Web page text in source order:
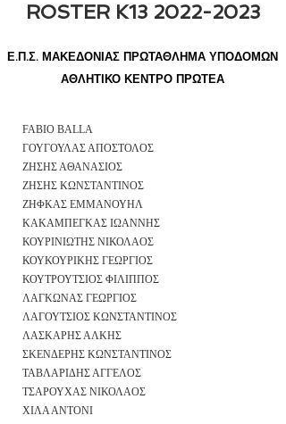
ROSTER K13 2022-2023
Ε.Π.Σ. ΜΑΚΕΔΟΝΙΑΣ ΠΡΩΤΑΘΛΗΜΑ ΥΠΟΔΟΜΩΝ
ΑΘΛΗΤΙΚΟ ΚΕΝΤΡΟ ΠΡΩΤΕΑ
FABIO BALLA
ΓΟΥΓΟΥΛΑΣ ΑΠΟΣΤΟΛΟΣ
ΖΗΣΗΣ ΑΘΑΝΑΣΙΟΣ
ΖΗΣΗΣ ΚΩΝΣΤΑΝΤΙΝΟΣ
ΖΗΦΚΑΣ ΕΜΜΑΝΟΥΗΛ
ΚΑΚΑΜΠΕΓΚΑΣ ΙΩΑΝΝΗΣ
ΚΟΥΡΙΝΙΩΤΗΣ ΝΙΚΟΛΑΟΣ
ΚΟΥΚΟΥΡΙΚΗΣ ΓΕΩΡΓΙΟΣ
ΚΟΥΤΡΟΥΤΣΙΟΣ ΦΙΛΙΠΠΟΣ
ΛΑΓΚΩΝΑΣ ΓΕΩΡΓΙΟΣ
ΛΑΓΟΥΤΣΙΟΣ ΚΩΝΣΤΑΝΤΙΝΟΣ
ΛΑΣΚΑΡΗΣ ΑΛΚΗΣ
ΣΚΕΝΔΕΡΗΣ ΚΩΝΣΤΑΝΤΙΝΟΣ
ΤΑΒΛΑΡΙΔΗΣ ΑΓΓΕΛΟΣ
ΤΣΑΡΟΥΧΑΣ ΝΙΚΟΛΑΟΣ
ΧΙΛΑ ΑΝΤΟΝΙ